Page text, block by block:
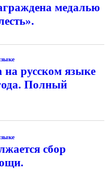
медалью
на русском языке
Полный
сбор